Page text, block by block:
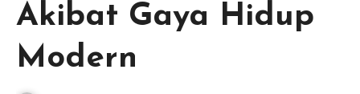
Akibat Gaya Hidup
Modern